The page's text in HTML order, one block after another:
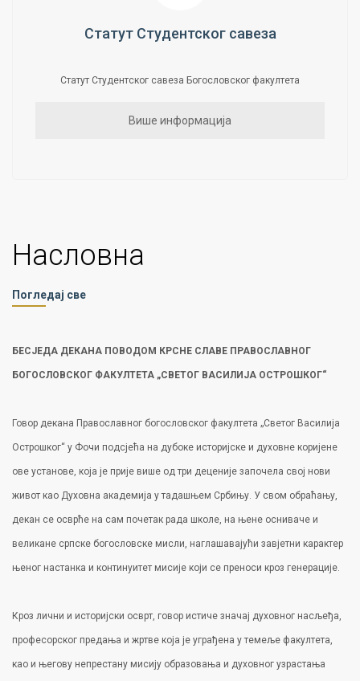
Статут Студентског савеза
Статут Студентског савеза Богословског факултета
Више информација
Насловна
Погледај све
БЕСЈЕДА ДЕКАНА ПОВОДОМ КРСНЕ СЛАВЕ ПРАВОСЛАВНОГ
БОГОСЛОВСКОГ ФАКУЛТЕТА „СВЕТОГ ВАСИЛИЈА ОСТРОШКОГ“
Говор декана Православног богословског факултета „Светог Василија
Острошког“ у Фочи подсјећа на дубоке историјске и духовне коријене
ове установе, која је прије више од три деценије започела свој нови
живот као Духовна академија у тадашњем Србињу. У свом обраћању,
декан се осврће на сам почетак рада школе, на њене осниваче и
великане српске богословске мисли, наглашавајући завјетни карактер
њеног настанка и континуитет мисије који се преноси кроз генерације.
Кроз лични и историјски осврт, говор истиче значај духовног насљеђа,
професорског предања и жртве која је уграђена у темеље факултета,
као и његову непрестану мисију образовања и духовног узрастања